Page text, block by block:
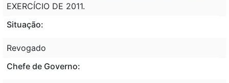
EXERCÍCIO DE 2011.
Situação:
Revogado
Chefe de Governo: